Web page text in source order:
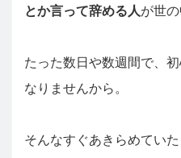
とか言って辞める人が世の
たった数日や数週間で、
なりませんから。
そんなすぐあきらめていた